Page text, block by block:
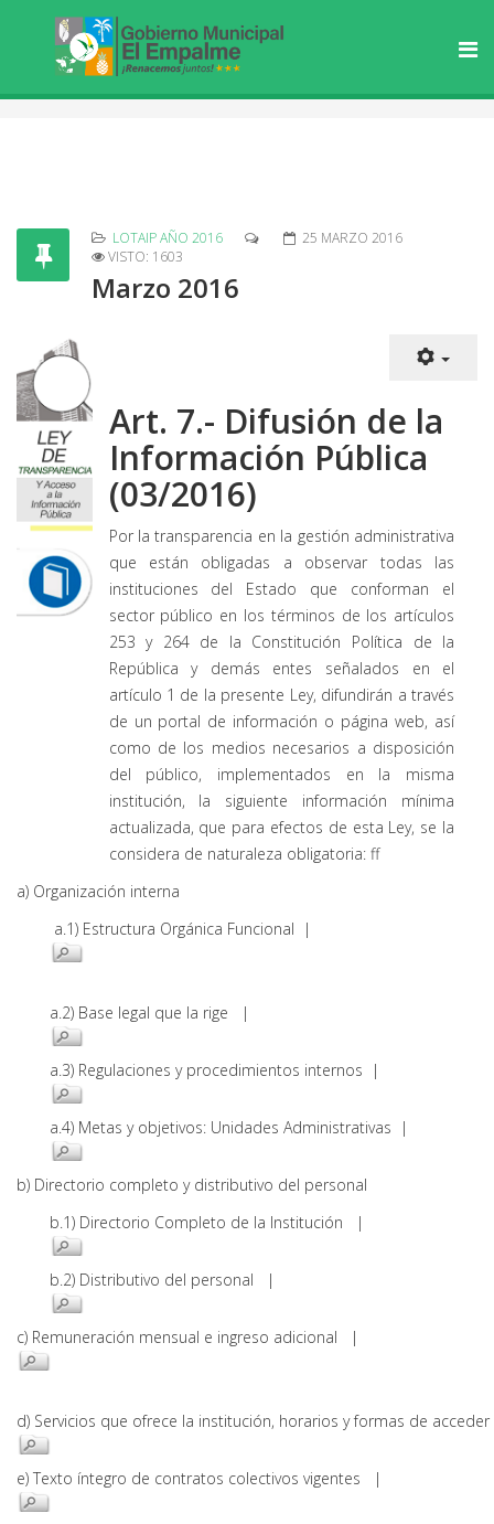
LOTAIP AÑO 2016
25 MARZO 2016
VISTO: 1603
Marzo 2016
Art. 7.- Difusión de la
Información Pública
(03/2016)
Por la transparencia en la gestión administrativa
que están obligadas a observar todas las
instituciones del Estado que conforman el
sector público en los términos de los artículos
253 y 264 de la Constitución Política de la
República y demás entes señalados en el
artículo 1 de la presente Ley, difundirán a través
de un portal de información o página web, así
como de los medios necesarios a disposición
del público, implementados en la misma
institución, la siguiente información mínima
actualizada, que para efectos de esta Ley, se la
considera de naturaleza obligatoria: ff
a) Organización interna
a.1) Estructura Orgánica Funcional |
a.2) Base legal que la rige |
a.3) Regulaciones y procedimientos internos |
a.4) Metas y objetivos: Unidades Administrativas |
b) Directorio completo y distributivo del personal
b.1) Directorio Completo de la Institución |
b.2) Distributivo del personal |
c) Remuneración mensual e ingreso adicional |
d) Servicios que ofrece la institución, horarios y formas de
e) Texto íntegro de contratos colectivos vigentes |